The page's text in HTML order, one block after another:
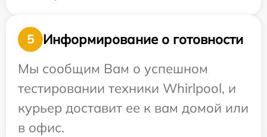
5
Информирование о готовности
Мы сообщим Вам о успешном
тестировании техники Whirlpool, и
курьер доставит ее к вам домой или
в офис.